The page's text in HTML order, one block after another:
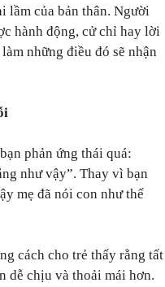
lầm của bản thân. Người
hành động, cử chỉ hay lời
những điều đó sẽ nhận
phản ứng thái quá:
như vậy”. Thay vì bạn
mẹ đã nói con như thế
cách cho trẻ thấy rằng tất
dễ chịu và thoải mái hơn.